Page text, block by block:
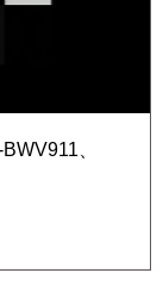
、